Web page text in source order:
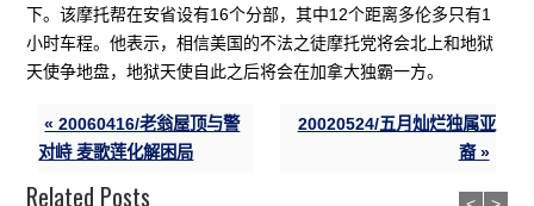
下。该摩托帮在安省设有16个分部，其中12个距离多伦多只有1
小时车程。他表示，相信美国的不法之徒摩托党将会北上和地狱
天使争地盘，地狱天使自此之后将会在加拿大独霸一方。
« 20060416/老翁屋顶与警
对峙 麦歌莲化解困局
20020524/五月灿烂独属亚
裔 »
Related Posts